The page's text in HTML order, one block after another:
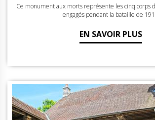
Ce monument aux morts représente les cinq corps
engagés pendant la bataille de
EN SAVOIR PLUS